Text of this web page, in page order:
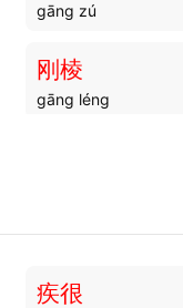
gāng zú
刚棱
gāng léng
疾很